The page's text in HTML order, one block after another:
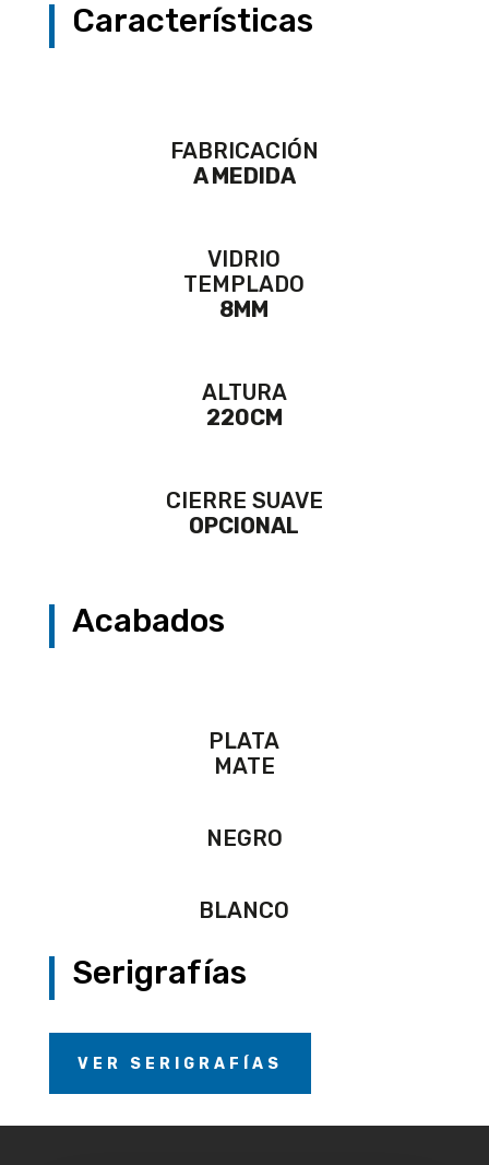
Características
FABRICACIÓN
A MEDIDA
VIDRIO
TEMPLADO
8MM
ALTURA
220CM
CIERRE SUAVE
OPCIONAL
Acabados
PLATA
MATE
NEGRO
BLANCO
Serigrafías
VER SERIGRAFÍAS